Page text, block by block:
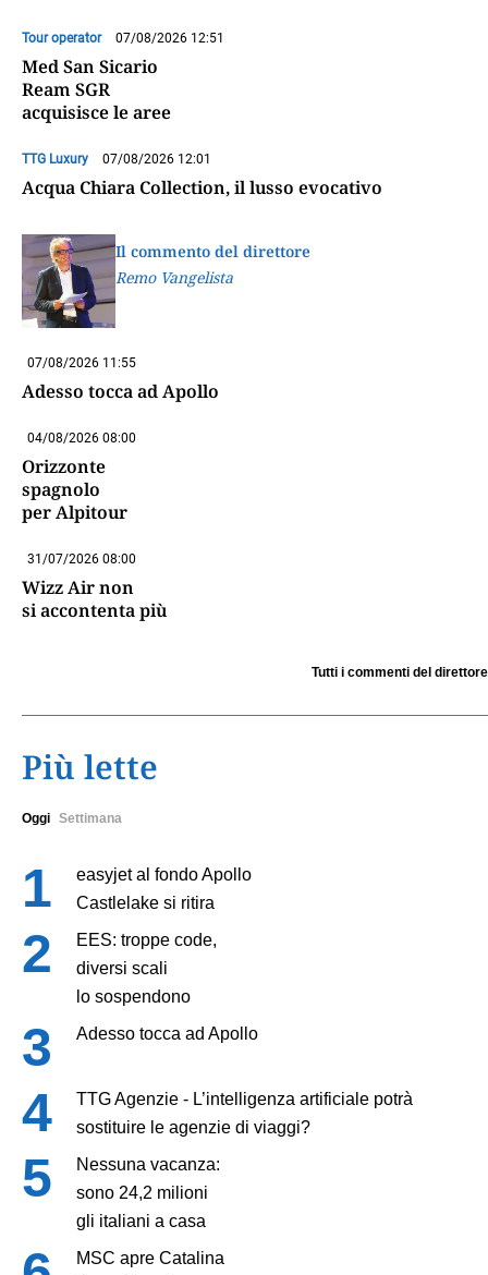
Tour operator 07/08/2026 12:51
Med San Sicario
Ream SGR
acquisisce le aree
TTG Luxury 07/08/2026 12:01
Acqua Chiara Collection, il lusso evocativo
Il commento del direttore
Remo Vangelista
07/08/2026 11:55
Adesso tocca ad Apollo
04/08/2026 08:00
Orizzonte
spagnolo
per Alpitour
31/07/2026 08:00
Wizz Air non
si accontenta più
Tutti i commenti del direttore
Più lette
Oggi Settimana
easyjet al fondo Apollo
Castlelake si ritira
EES: troppe code,
diversi scali
lo sospendono
Adesso tocca ad Apollo
TTG Agenzie - L’intelligenza artificiale potrà
sostituire le agenzie di viaggi?
Nessuna vacanza:
sono 24,2 milioni
gli italiani a casa
MSC apre Catalina